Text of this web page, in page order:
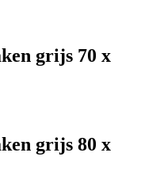
grijs 70 x
grijs 80 x